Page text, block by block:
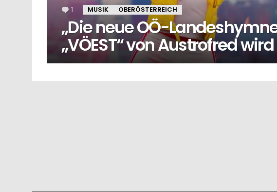
1 Kommentar
MUSIK OBERÖSTERREICH
„Die neue OÖ-
„VÖEST“ von Austrofred